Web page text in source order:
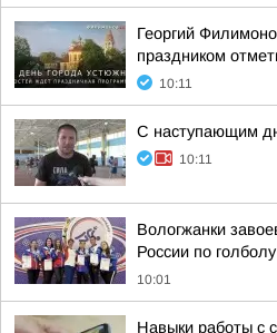
Георгий
праздником
10:11
С наступающим
10:11
Вологжанки
России по
10:01
Навыки работы с